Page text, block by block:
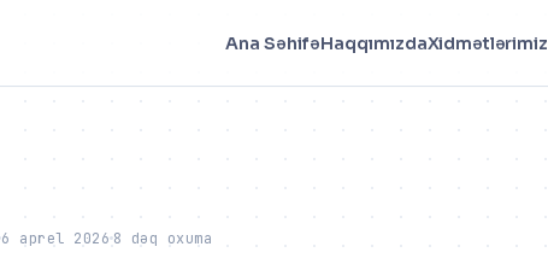
Ana SəhifəHaqqımızdaXidmətlərimiz
6 aprel 2026 8 dəq oxuma